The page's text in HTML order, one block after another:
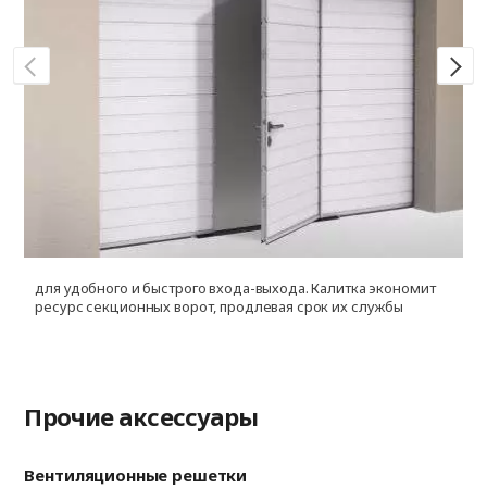
для удобного и быстрого входа-выхода. Калитка экономит
ресурс секционных ворот, продлевая срок их службы
Прочие аксессуары
Вентиляционные решетки